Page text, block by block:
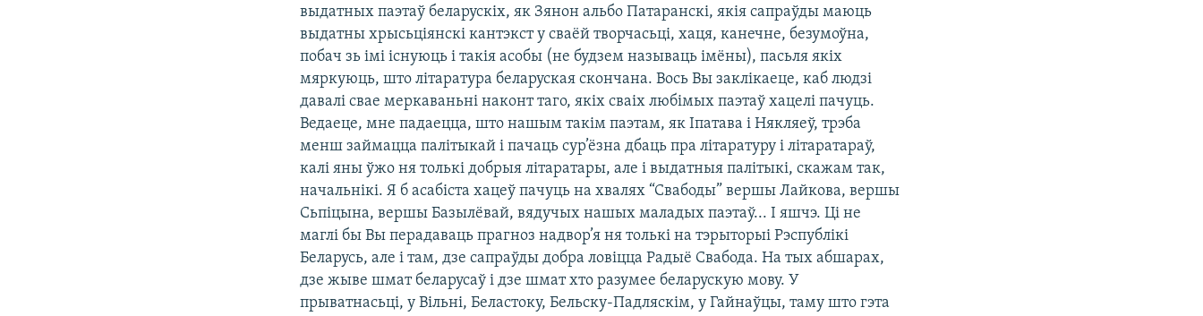
выдатных паэтаў беларускіх, як Зянон альбо Патаранскі, якія сапраўды маюць
выдатны хрысьціянскі кантэкст у сваёй творчасьці, хаця, канечне, безумоўна,
побач зь імі існуюць і такія асобы (не будзем называць імёны), пасьля якіх
мяркуюць, што літаратура беларуская скончана. Вось Вы заклікаеце, каб людзі
давалі свае меркаваньні наконт таго, якіх сваіх любімых паэтаў хацелі пачуць.
Ведаеце, мне падаецца, што нашым такім паэтам, як Іпатава і Някляеў, трэба
менш займацца палітыкай і пачаць сур’ёзна дбаць пра літаратуру і літаратараў,
калі яны ўжо ня толькі добрыя літаратары, але і выдатныя палітыкі, скажам так,
начальнікі. Я б асабіста хацеў пачуць на хвалях “Свабоды” вершы Лайкова, вершы
Сьпіцына, вершы Базылёвай, вядучых нашых маладых паэтаў... І яшчэ. Ці не
маглі бы Вы перадаваць прагноз надвор’я ня толькі на тэрыторыі Рэспублікі
Беларусь, але і там, дзе сапраўды добра ловіцца Радыё Свабода. На тых абшарах,
дзе жыве шмат беларусаў і дзе шмат хто разумее беларускую мову. У
прыватнасьці, у Вільні, Беластоку, Бельску-Падляскім, у Гайнаўцы, таму што гэта